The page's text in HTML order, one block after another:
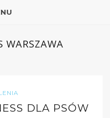
WARSZAWA
DLA PSÓW